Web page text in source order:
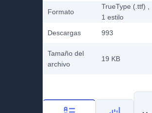
Formato
TrueType (.ttf)
1 estilo
Descargas
993
Tamaño del
archivo
19 KB